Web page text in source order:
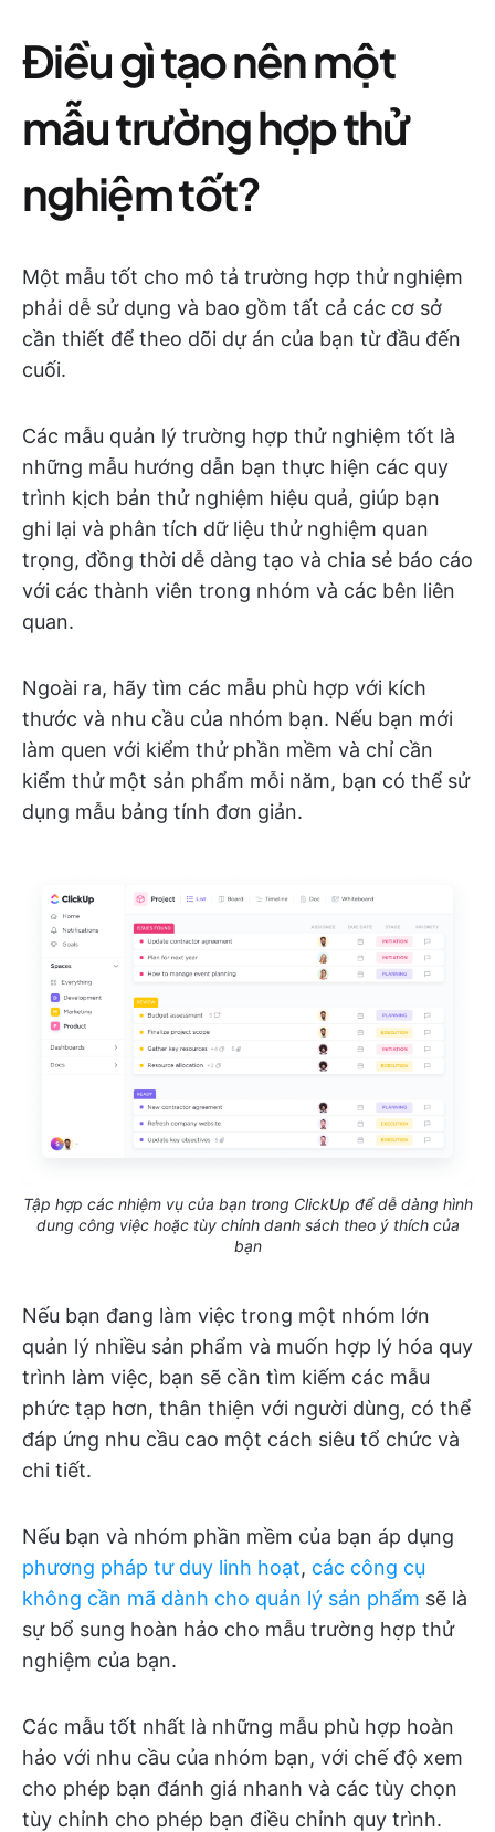
Điều gì tạo nên một
mẫu trường hợp thử
nghiệm tốt?
Một mẫu tốt cho mô tả trường hợp thử nghiệm
phải dễ sử dụng và bao gồm tất cả các cơ sở
cần thiết để theo dõi dự án của bạn từ đầu đến
cuối.
Các mẫu quản lý trường hợp thử nghiệm tốt là
những mẫu hướng dẫn bạn thực hiện các quy
trình kịch bản thử nghiệm hiệu quả, giúp bạn
ghi lại và phân tích dữ liệu thử nghiệm quan
trọng, đồng thời dễ dàng tạo và chia sẻ báo cáo
với các thành viên trong nhóm và các bên liên
quan.
Ngoài ra, hãy tìm các mẫu phù hợp với kích
thước và nhu cầu của nhóm bạn. Nếu bạn mới
làm quen với kiểm thử phần mềm và chỉ cần
kiểm thử một sản phẩm mỗi năm, bạn có thể sử
dụng mẫu bảng tính đơn giản.
Tập hợp các nhiệm vụ của bạn trong ClickUp để dễ dàng hình
dung công việc hoặc tùy chỉnh danh sách theo ý thích của
bạn
Nếu bạn đang làm việc trong một nhóm lớn
quản lý nhiều sản phẩm và muốn hợp lý hóa quy
trình làm việc, bạn sẽ cần tìm kiếm các mẫu
phức tạp hơn, thân thiện với người dùng, có thể
đáp ứng nhu cầu cao một cách siêu tổ chức và
chi tiết.
Nếu bạn và nhóm phần mềm của bạn áp dụng
phương pháp tư duy linh hoạt, các công cụ
không cần mã dành cho quản lý sản phẩm sẽ là
sự bổ sung hoàn hảo cho mẫu trường hợp thử
nghiệm của bạn.
Các mẫu tốt nhất là những mẫu phù hợp hoàn
hảo với nhu cầu của nhóm bạn, với chế độ xem
cho phép bạn đánh giá nhanh và các tùy chọn
tùy chỉnh cho phép bạn điều chỉnh quy trình.